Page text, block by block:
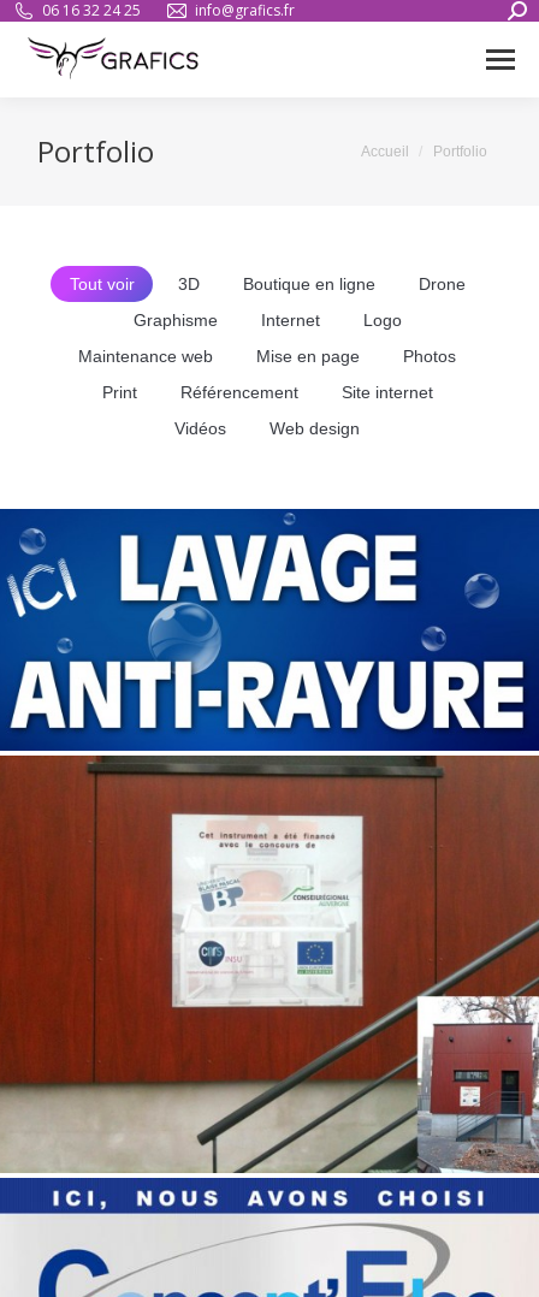
06 16 32 24 25 info@grafics.fr
Portfolio Vous êtes ici :
Accueil Portfolio
Tout voir 3D Boutique en ligne
Drone
Graphisme
Internet
Logo
Maintenance web
Mise en page
Photos
Print
Référencement
Site internet
Vidéos
Web design